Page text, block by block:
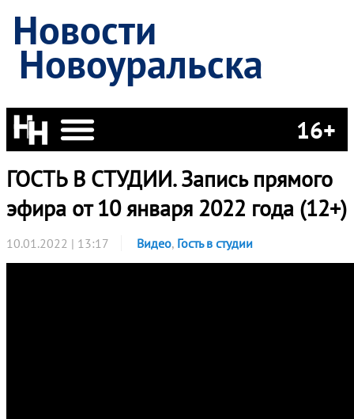
Новости
Новоуральска
16+
ГОСТЬ В СТУДИИ. Запись прямого
эфира от 10 января 2022 года (12+)
10.01.2022 | 13:17 Видео, Гость в студии